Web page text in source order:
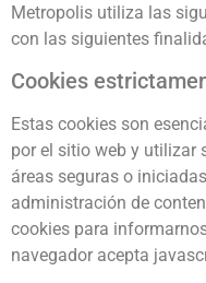
Metropolis utiliza las
con las siguientes
Cookies
Estas cookies son
por el sitio web y utilizar
áreas seguras o
administración de
cookies para
navegador acepta